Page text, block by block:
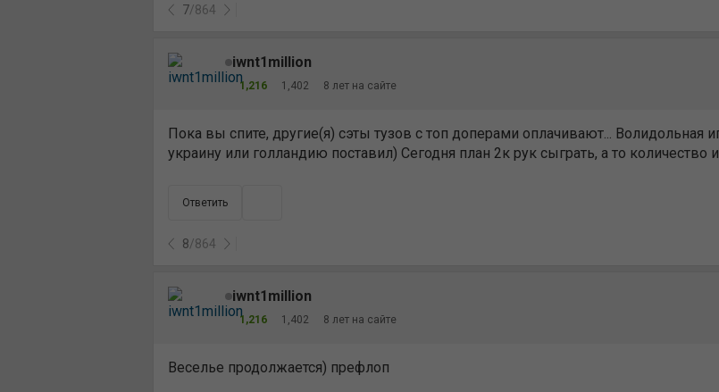
7/864
iwnt1million
1,216 1,402 8 лет на сайте
Пока вы спите, другие(я) сэты тузов с топ доперами оплачивают... Волидольная
украину или голландию поставил) Сегодня план 2к рук сыграть, а то количество
Ответить
8/864
iwnt1million
1,216 1,402 8 лет на сайте
Веселье продолжается) префлоп